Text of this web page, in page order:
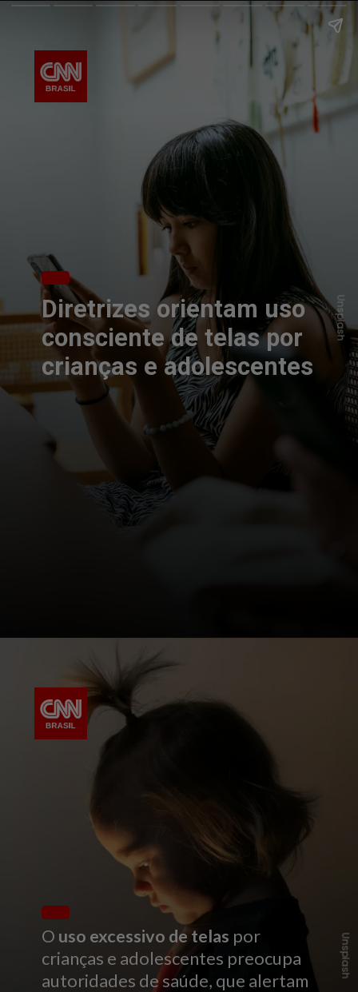
Diretrizes orientam uso
consciente de telas por
crianças e adolescentes
Unsplash
O uso excessivo de telas por
crianças e adolescentes preocupa
autoridades de saúde, que alertam
Unsplash